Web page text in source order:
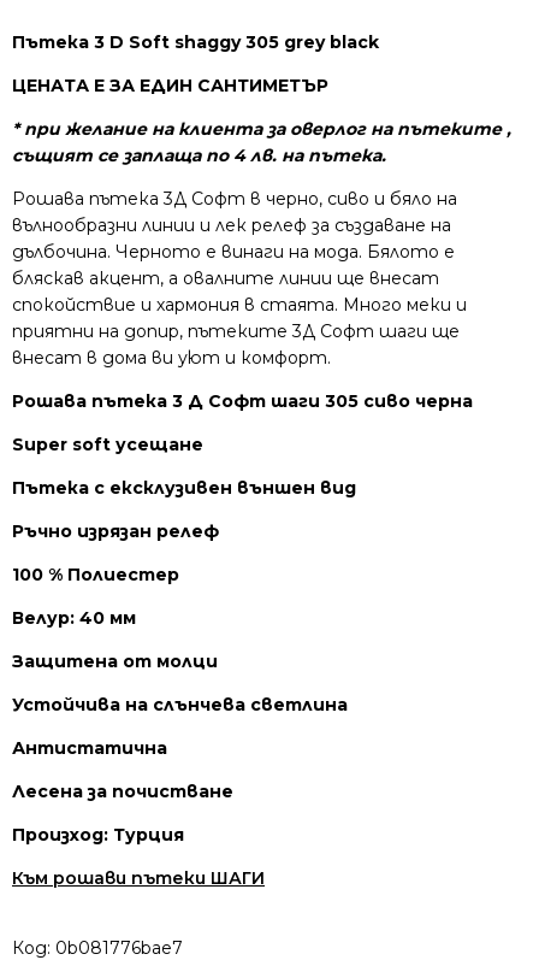
Пътека 3 D Soft shaggy 305 grey black
ЦЕНАТА Е ЗА ЕДИН САНТИМЕТЪР
* при желание на клиента за оверлог на пътеките ,
същият се заплаща по 4 лв. на пътека.
Рошава пътека 3Д Софт в черно, сиво и бяло на
вълнообразни линии и лек релеф за създаване на
дълбочина. Черното е винаги на мода. Бялото е
бляскав акцент, а овалните линии ще внесат
спокойствие и хармония в стаята. Много меки и
приятни на допир, пътеките 3Д Софт шаги ще
внесат в дома ви уют и комфорт.
Рошава пътека 3 Д Софт шаги 305 сиво черна
Super soft усещане
Пътека с ексклузивен външен вид
Ръчно изрязан релеф
100 % Полиестер
Велур: 40 мм
Защитена от молци
Устойчива на слънчева светлина
Антистатична
Лесена за почистване
Произход: Турция
Към рошави пътеки ШАГИ
Код: 0b081776bae7